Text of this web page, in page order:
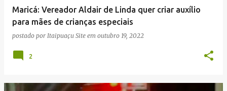
Maricá: Vereador Aldair de Linda quer criar auxílio
para mães de crianças especiais
postado por Itaipuaçu Site em outubro 19, 2022
2